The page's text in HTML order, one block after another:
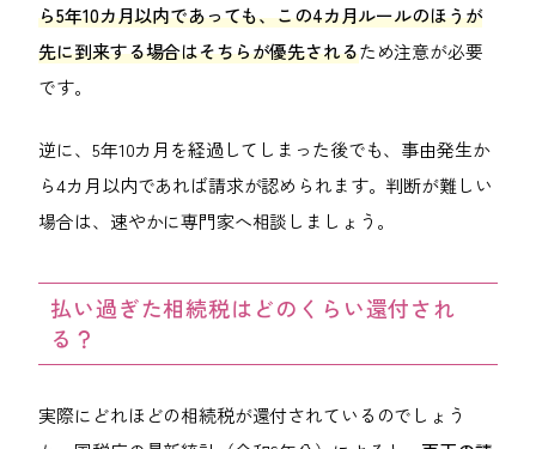
ら5年10カ月以内であっても、この4カ月ルールのほうが
先に到来する場合はそちらが優先されるため注意が必要
です。
逆に、5年10カ月を経過してしまった後でも、事由発生か
ら4カ月以内であれば請求が認められます。判断が難しい
場合は、速やかに専門家へ相談しましょう。
払い過ぎた相続税はどのくらい還付され
る？
実際にどれほどの相続税が還付されているのでしょう